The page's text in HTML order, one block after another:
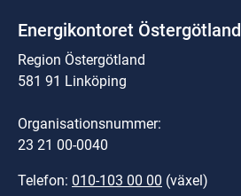
Energikontoret Östergötland
Region Östergötland
581 91 Linköping
Organisationsnummer:
23 21 00-0040
Telefon: 010-103 00 00 (växel)